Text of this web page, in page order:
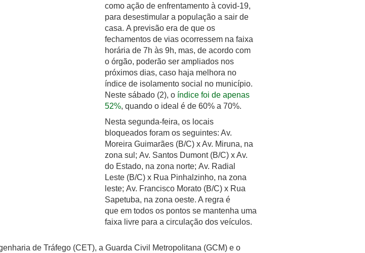
como ação de enfrentamento à covid-19,
para desestimular a população a sair de
casa. A previsão era de que os
fechamentos de vias ocorressem na faixa
horária de 7h às 9h, mas, de acordo com
o órgão, poderão ser ampliados nos
próximos dias, caso haja melhora no
índice de isolamento social no município.
Neste sábado (2), o índice foi de apenas
52%, quando o ideal é de 60% a 70%.
Nesta segunda-feira, os locais
bloqueados foram os seguintes: Av.
Moreira Guimarães (B/C) x Av. Miruna, na
zona sul; Av. Santos Dumont (B/C) x Av.
do Estado, na zona norte; Av. Radial
Leste (B/C) x Rua Pinhalzinho, na zona
leste; Av. Francisco Morato (B/C) x Rua
Sapetuba, na zona oeste. A regra é
que em todos os pontos se mantenha uma
faixa livre para a circulação dos veículos.
de Tráfego (CET), a Guarda Civil Metropolitana (GCM) e o